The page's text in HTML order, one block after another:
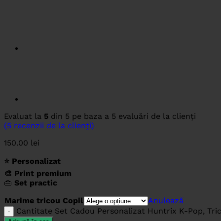
Evaluat la 5 din 5 pe baza a 5 evaluări de la clienți
(5 recenzii de la clienți)
150.00 lei
⭐ Personalizat
🎨 Print premium
👜 Set practic
Marime tricou Copil
Anulează
Cantitate Set Cadou Personalizat Huntrix K-Pop,